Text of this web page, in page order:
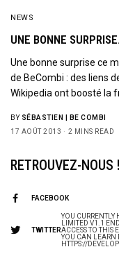
NEWS
UNE BONNE
Une bonne surprise ce
de BeCombi : des liens
Wikipedia ont boosté la
BY SÉBASTIEN | BE COMBI
17 AOÛT 2013
2 MINS READ
RETROUVEZ-NOUS !
FACEBOOK
TWITTER
YOU CURRENTLY
LIMITED V1.1
ACCESS TO THIS
YOU CAN LEARN
HTTPS://